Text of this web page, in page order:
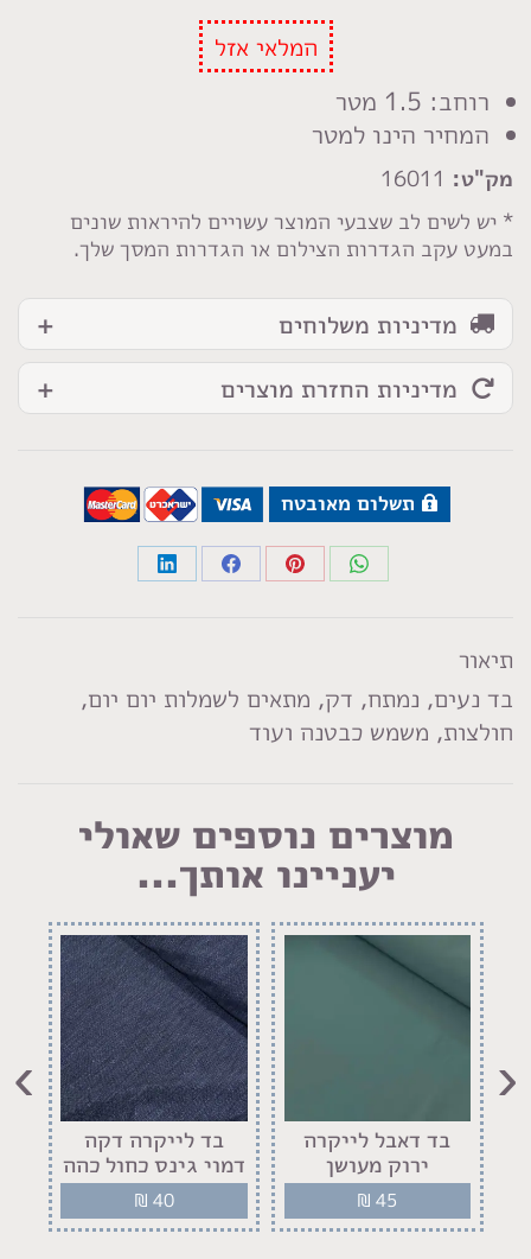
רוחב: 1.5 מטר
המחיר הינו למטר
מק"ט:
* יש לשים לב שצבעי המוצר עשויים להיראות שונים
במעט עקב הגדרות הצילום או הגדרות המסך שלך.
המלאי אזל
מדיניות משלוחים
מדיניות החזרת מוצרים
תשלום מאובטח
Share
Share
Share
Share
תיאור
בד נעים, נמתח, דק, מתאים לשמלות יום יום,
חולצות, משמש כבטנה ועוד
מוצרים נוספים שאולי
יעניינו אותך...
בד דאבל לייקרה
ירוק מעושן
₪ 45
בד לייקרה דקה
דמוי גינס כחול כהה
₪ 40
‹
›